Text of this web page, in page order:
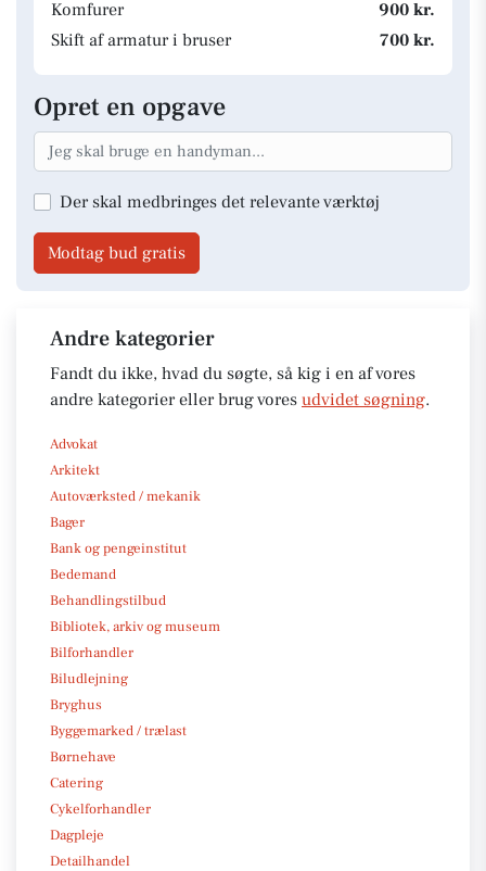
Komfurer
900 kr.
Skift af armatur i bruser
700 kr.
Opret en opgave
Der skal medbringes det relevante værktøj
Modtag bud gratis
Andre kategorier
Fandt du ikke, hvad du søgte, så kig i en af vores
andre kategorier eller brug vores udvidet søgning.
Advokat
Arkitekt
Autoværksted / mekanik
Bager
Bank og pengeinstitut
Bedemand
Behandlingstilbud
Bibliotek, arkiv og museum
Bilforhandler
Biludlejning
Bryghus
Byggemarked / trælast
Børnehave
Catering
Cykelforhandler
Dagpleje
Detailhandel